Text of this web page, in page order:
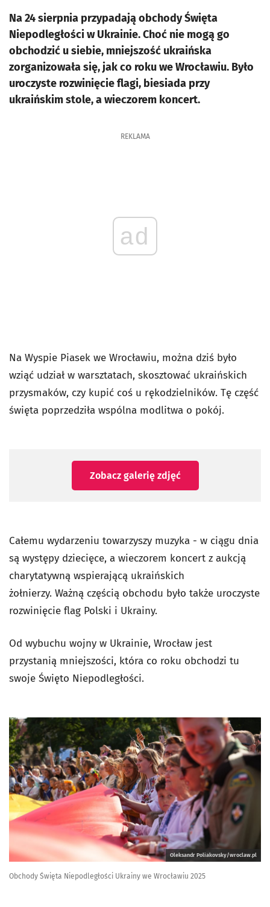
Na 24 sierpnia przypadają obchody Święta
Niepodległości w Ukrainie. Choć nie mogą go
obchodzić u siebie, mniejszość ukraińska
zorganizowała się, jak co roku we Wrocławiu. Było
uroczyste rozwinięcie flagi, biesiada przy
ukraińskim stole, a wieczorem koncert.
REKLAMA
ad
Na Wyspie Piasek we Wrocławiu, można dziś było
wziąć udział w warsztatach, skosztować ukraińskich
przysmaków, czy kupić coś u rękodzielników. Tę część
święta poprzedziła wspólna modlitwa o pokój.
Zobacz galerię zdjęć
Całemu wydarzeniu towarzyszy muzyka - w ciągu dnia
są występy dziecięce, a wieczorem koncert z aukcją
charytatywną wspierającą ukraińskich
żołnierzy. Ważną częścią obchodu było także uroczyste
rozwinięcie flag Polski i Ukrainy.
Od wybuchu wojny w Ukrainie, Wrocław jest
przystanią mniejszości, która co roku obchodzi tu
swoje Święto Niepodległości.
Oleksandr Poliakovsky/wroclaw.pl
Obchody Święta Niepodległości Ukrainy we Wrocławiu 2025